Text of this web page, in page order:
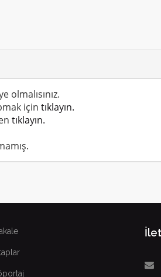
olmalısınız.
için tıklayın.
tıklayın.